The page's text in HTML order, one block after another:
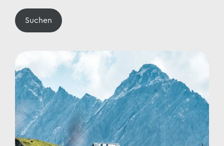
Suchen